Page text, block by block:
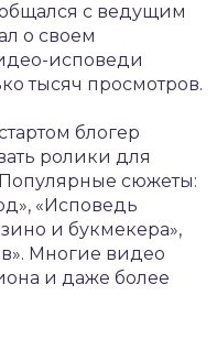
с ведущим
о своем
исповеди
тысяч просмотров.
блогер
ролики для
сюжеты:
«Исповедь
и букмекера»,
Многие видео
и даже более